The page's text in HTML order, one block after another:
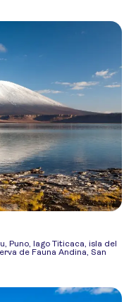
Puno, lago Titicaca, isla del
de Fauna Andina, San